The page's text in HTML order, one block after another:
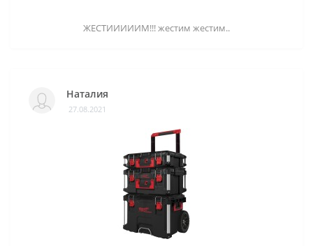
ЖЕСТИИИИИМ!!! жестим жестим..
Наталия
27.08.2021